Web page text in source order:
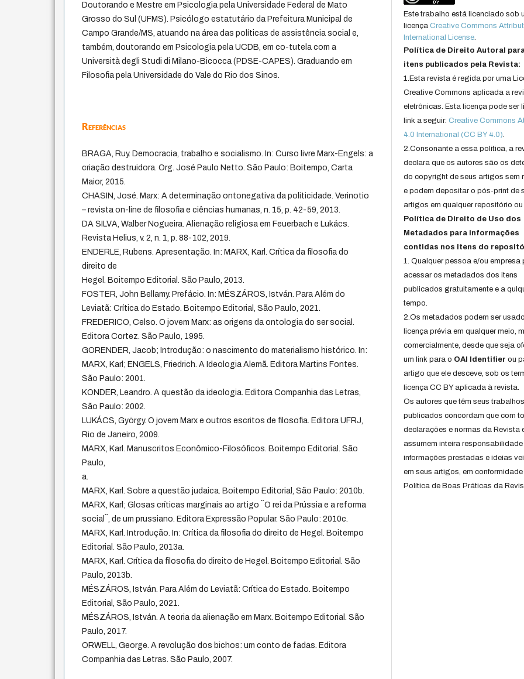
Doutorando e Mestre em Psicologia pela Universidade Federal de Mato
Grosso do Sul (UFMS). Psicólogo estatutário da Prefeitura Municipal de
Campo Grande/MS, atuando na área das políticas de assistência social e,
também, doutorando em Psicologia pela UCDB, em co-tutela com a
Università degli Studi di Milano-Bicocca (PDSE-CAPES). Graduando em
Filosofia pela Universidade do Vale do Rio dos Sinos.
Referências
BRAGA, Ruy. Democracia, trabalho e socialismo. In: Curso livre Marx-Engels: a
criação destruidora. Org. José Paulo Netto. São Paulo: Boitempo, Carta
Maior, 2015.
CHASIN, José. Marx: A determinação ontonegativa da politicidade. Verinotio
– revista on-line de filosofia e ciências humanas, n. 15, p. 42-59, 2013.
DA SILVA, Walber Nogueira. Alienação religiosa em Feuerbach e Lukács.
Revista Helius, v. 2, n. 1, p. 88-102, 2019.
ENDERLE, Rubens. Apresentação. In: MARX, Karl. Crítica da filosofia do
direito de
Hegel. Boitempo Editorial. São Paulo, 2013.
FOSTER, John Bellamy. Prefácio. In: MÉSZÁROS, István. Para Além do
Leviatã: Crítica do Estado. Boitempo Editorial, São Paulo, 2021.
FREDERICO, Celso. O jovem Marx: as origens da ontologia do ser social.
Editora Cortez. São Paulo, 1995.
GORENDER, Jacob; Introdução: o nascimento do materialismo histórico. In:
MARX, Karl; ENGELS, Friedrich. A Ideologia Alemã. Editora Martins Fontes.
São Paulo: 2001.
KONDER, Leandro. A questão da ideologia. Editora Companhia das Letras,
São Paulo: 2002.
LUKÁCS, György. O jovem Marx e outros escritos de filosofia. Editora UFRJ,
Rio de Janeiro, 2009.
MARX, Karl. Manuscritos Econômico-Filosóficos. Boitempo Editorial. São
Paulo,
a.
MARX, Karl. Sobre a questão judaica. Boitempo Editorial, São Paulo: 2010b.
MARX, Karl; Glosas críticas marginais ao artigo ´´O rei da Prússia e a reforma
social´´, de um prussiano. Editora Expressão Popular. São Paulo: 2010c.
MARX, Karl. Introdução. In: Crítica da filosofia do direito de Hegel. Boitempo
Editorial. São Paulo, 2013a.
MARX, Karl. Crítica da filosofia do direito de Hegel. Boitempo Editorial. São
Paulo, 2013b.
MÉSZÁROS, István. Para Além do Leviatã: Crítica do Estado. Boitempo
Editorial, São Paulo, 2021.
MÉSZÁROS, István. A teoria da alienação em Marx. Boitempo Editorial. São
Paulo, 2017.
ORWELL, George. A revolução dos bichos: um conto de fadas. Editora
Companhia das Letras. São Paulo, 2007.
Este trabalho está licenciado sob
licençaCreative Commons
International License.
Política de Direito Autoral
itens publicados pela Revista:
1.Esta revista é regida por uma
Creative Commons aplicada a
eletrônicas. Esta licença pode ser
link a seguir:Creative Commons
4.0 International (CC BY 4.0).
2.Consonante a essa politica, a
declara que os autores são os
do copyright de seus artigos sem
e podem depositar o pós-print de
artigos em qualquer repositório ou
Política de Direito de Uso dos
Metadados para informações
contidas nos itens do
1. Qualquer pessoa e/ou empresa
acessar os metadados dos itens
publicados gratuitamente e a
tempo.
2.Os metadados podem ser
licença prévia em qualquer meio,
comercialmente, desde que seja
um link para o OAI Identifier ou
artigo que ele desceve, sob os
licença CC BY aplicada à revista.
Os autores que têm seus trabalhos
publicados concordam que com
declarações e normas da Revista
assumem inteira responsabilidade
informações prestadas e ideias
em seus artigos, em
Política de Boas Práticas da